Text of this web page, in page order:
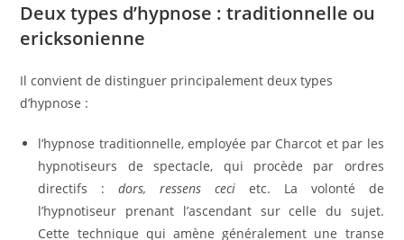
Deux types d’hypnose : traditionnelle ou
ericksonienne
Il convient de distinguer principalement deux types
d’hypnose :
l’hypnose traditionnelle, employée par Charcot et par les
hypnotiseurs de spectacle, qui procède par ordres
directifs :dors, ressens ceci etc. La volonté de
l’hypnotiseur prenant l’ascendant sur celle du sujet.
Cette technique qui amène généralement une transe